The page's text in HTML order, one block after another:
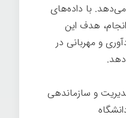
می‌دهد. با داده‌های
هدف این
و مهربانی در
و سازماندهی